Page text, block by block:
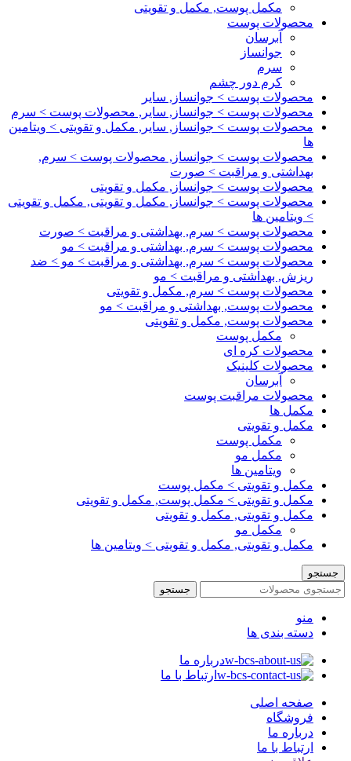
مکمل پوست, مکمل و تقویتی
محصولات پوست
آبرسان
جوانساز
سرم
کرم دور چشم
محصولات پوست > جوانساز, سایر
محصولات پوست > جوانساز, سایر, محصولات پوست > سرم
محصولات پوست > جوانساز, سایر, مکمل و تقویتی > ویتامین
ها
محصولات پوست > جوانساز, محصولات پوست > سرم,
بهداشتی و مراقبت > صورت
محصولات پوست > جوانساز, مکمل و تقویتی
محصولات پوست > جوانساز, مکمل و تقویتی, مکمل و تقویتی
> ویتامین ها
محصولات پوست > سرم, بهداشتی و مراقبت > صورت
محصولات پوست > سرم, بهداشتی و مراقبت > مو
محصولات پوست > سرم, بهداشتی و مراقبت > مو > ضد
ریزش, بهداشتی و مراقبت > مو
محصولات پوست > سرم, مکمل و تقویتی
محصولات پوست, بهداشتی و مراقبت > مو
محصولات پوست, مکمل و تقویتی
مکمل پوست
محصولات کره ای
محصولات کلینیک
آبرسان
محصولات مراقبت پوست
مکمل ها
مکمل و تقویتی
مکمل پوست
مکمل مو
ویتامین ها
مکمل و تقویتی > مکمل پوست
مکمل و تقویتی > مکمل پوست, مکمل و تقویتی
مکمل و تقویتی, مکمل و تقویتی
مکمل مو
مکمل و تقویتی, مکمل و تقویتی > ویتامین ها
جستجو
جستجو
منو
دسته بندی ها
درباره ما
ارتباط با ما
صفحه اصلی
فروشگاه
درباره ما
ارتباط با ما